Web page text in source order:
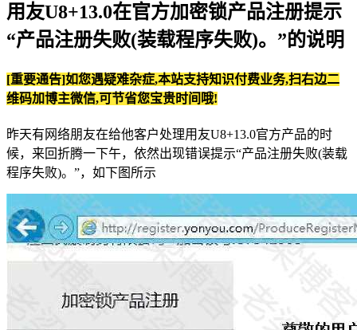
用友U8+13.0在官方加密锁产品注册提示
“产品注册失败(装载程序失败)。”的说明
[重要通告]如您遇疑难杂症,本站支持知识付费业务,扫右边二
维码加博主微信,可节省您宝贵时间哦!
昨天有网络朋友在给他客户处理用友U8+13.0官方产品的时
候，来回折腾一下午，依然出现错误提示“产品注册失败(装载
程序失败)。”，如下图所示